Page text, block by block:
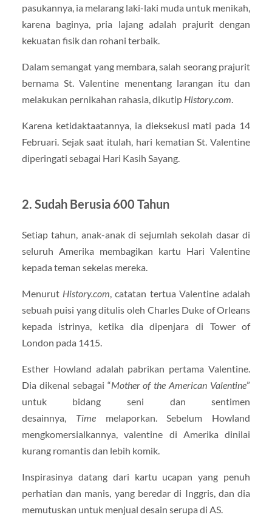
pasukannya, ia melarang laki-laki muda untuk menikah,
karena baginya, pria lajang adalah prajurit dengan
kekuatan fisik dan rohani terbaik.
Dalam semangat yang membara, salah seorang prajurit
bernama St. Valentine menentang larangan itu dan
melakukan pernikahan rahasia, dikutip History.com
Karena ketidaktaatannya, ia dieksekusi mati pada 14
Februari. Sejak saat itulah, hari kematian St. Valentine
diperingati sebagai Hari Kasih Sayang.
2. Sudah Berusia 600 Tahun
Setiap tahun, anak-anak di sejumlah sekolah dasar di
seluruh Amerika membagikan kartu Hari Valentine
kepada teman sekelas mereka.
MenurutHistory.com, catatan tertua Valentine adalah
sebuah puisi yang ditulis oleh Charles Duke of Orleans
kepada istrinya, ketika dia dipenjara di Tower of
London pada 1415.
Esther Howland adalah pabrikan pertama Valentine.
Dia dikenal sebagai “Mother of the American Valentine”
untuk bidang seni dan sentimen
desainnya, Timemelaporkan. Sebelum Howland
mengkomersialkannya, valentine di Amerika dinilai
kurang romantis dan lebih komik.
Inspirasinya datang dari kartu ucapan yang penuh
perhatian dan manis, yang beredar di Inggris, dan dia
memutuskan untuk menjual desain serupa di AS.